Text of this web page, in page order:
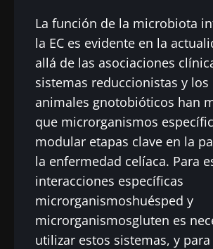
La función de la microbiota
la EC es evidente en la
allá de las asociaciones
sistemas reduccionistas y
animales gnotobióticos han
que microrganismos
modular etapas clave en la
la enfermedad celíaca. Para
interacciones específicas
microrganismoshuésped y
microrganismosgluten es
utilizar estos sistemas, y para